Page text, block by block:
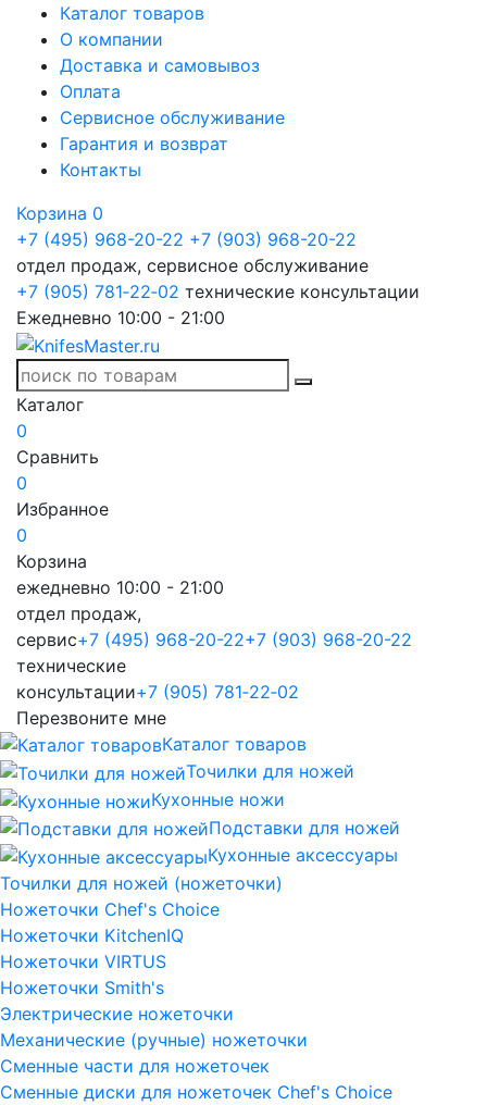
Каталог товаров
О компании
Доставка и самовывоз
Оплата
Сервисное обслуживание
Гарантия и возврат
Контакты
Корзина 0
+7 (495) 968-20-22 +7 (903) 968-20-22
отдел продаж, сервисное обслуживание
+7 (905) 781‑22‑02 технические консультации
Ежедневно 10:00 - 21:00
Каталог
0
Сравнить
0
Избранное
0
Корзина
ежедневно 10:00 - 21:00
отдел продаж,
сервис+7 (495) 968-20-22+7 (903) 968-20-22
технические
консультации+7 (905) 781‑22‑02
Перезвоните мне
Каталог товаров
Точилки для ножей
Кухонные ножи
Подставки для ножей
Кухонные аксессуары
Точилки для ножей (ножеточки)
Ножеточки Chef's Choice
Ножеточки KitchenIQ
Ножеточки VIRTUS
Ножеточки Smith's
Электрические ножеточки
Механические (ручные) ножеточки
Сменные части для ножеточек
Сменные диски для ножеточек Chef's Choice